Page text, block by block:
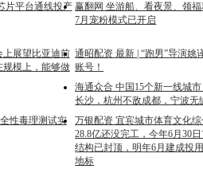
片平台通线投产 赢翻网 坐游船、看夜景、领
7月宠粉模式已开启
上展望比亚迪前
模上，能够做
通昭配资 最新 | “跑男”导演姚
账号！
海通众合 中国15个新一线城
长沙，杭州不敌成都，宁波无
性毒理测试实
万银配资 宜宾城市体育文化
28.8亿还没完工，今年6月30
结构已封顶，明年6月建成投
地标